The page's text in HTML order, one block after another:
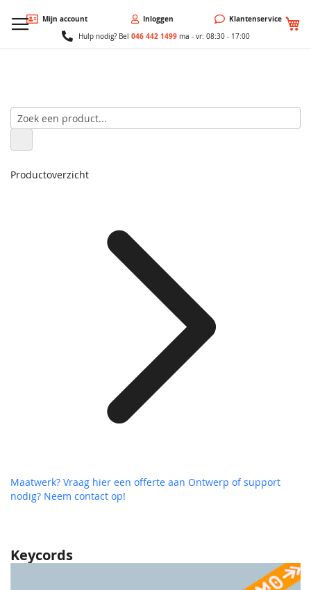
Mijn account Inloggen Klantenservice
Hulp nodig? Bel 046 442 1499ma - vr: 08:30 - 17:00
Keycords
Productoverzicht
Maatwerk? Vraag hier een offerte aan Ontwerp of support
nodig? Neem contact op!